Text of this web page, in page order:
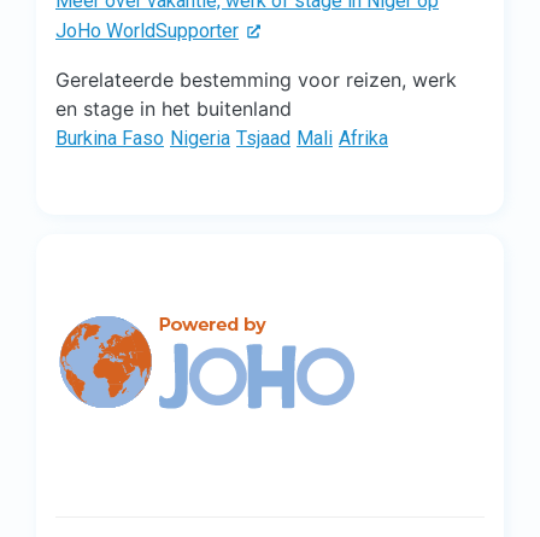
JoHo WorldSupporter
Gerelateerde bestemming voor reizen, werk
en stage in het buitenland
Burkina Faso Nigeria Tsjaad Mali Afrika